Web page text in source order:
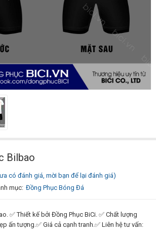
Bilbao
có đánh giá, mời bạn để lại đánh giá)
mục: Đồng Phục Bóng Đá
✅ Thiết kế bởi Đồng Phục BiCi. ✅ Chất lượng
ấn tượng.✅ Giá cả cạnh tranh.✅ Liên hệ tư vấn: